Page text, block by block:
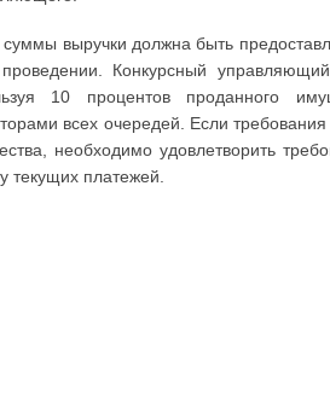
суммы выручки должна быть
Конкурсный
10 процентов проданного
всех очередей. Если
необходимо удовлетворить
текущих платежей.